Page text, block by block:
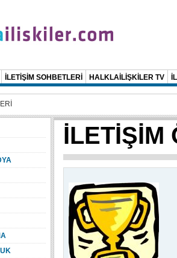
İLETİŞİM SOHBETLERİ HALKLAİLİŞKİLER TV
İLETİŞİM